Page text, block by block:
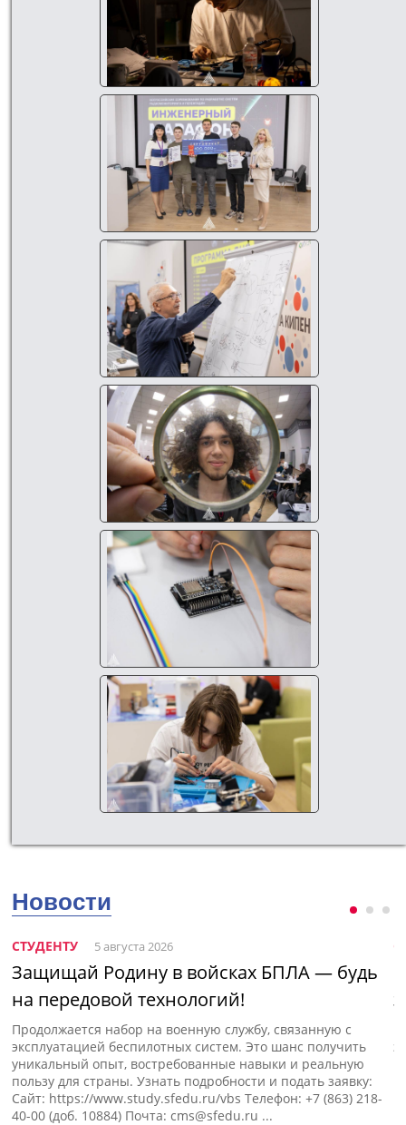
Новости
СТУДЕНТУ 5 августа 2026
Защищай Родину в войсках БПЛА — будь
на передовой технологий!
Продолжается набор на военную службу, связанную с
эксплуатацией беспилотных систем. Это шанс получить
уникальный опыт, востребованные навыки и реальную
пользу для страны. Узнать подробности и подать заявку:
Сайт: https://www.study.sfedu.ru/vbs Телефон: +7 (863) 218-
40-00 (доб. 10884) Почта:cms@sfedu.ru ...